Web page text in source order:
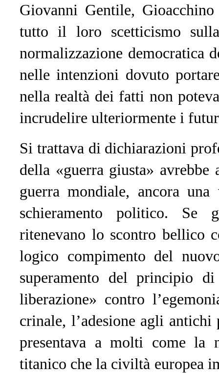
Giovanni Gentile,
tutto il loro scetticismo
normalizzazione democratica
nelle intenzioni dovuto
nella realtà dei fatti non
incrudelire ulteriormente i
Si trattava di dichiarazioni
della «guerra giusta»
guerra mondiale, ancora
schieramento politico. Se
ritenevano lo scontro bellico
logico compimento del
superamento del principio
liberazione» contro
crinale, l’adesione agli
presentava a molti come la
titanico che la civiltà europea